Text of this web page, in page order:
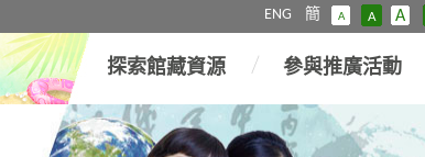
ENG 簡 A A A
探索館藏資源 參與推廣活動